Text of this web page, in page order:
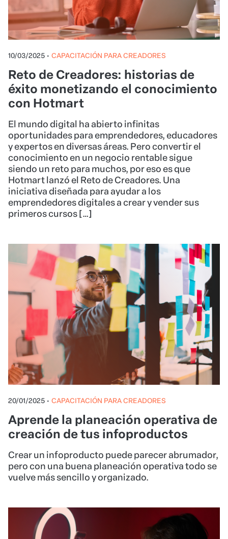
10/03/2025 • CAPACITACIÓN PARA CREADORES
Reto de Creadores: historias de
éxito monetizando el conocimiento
con Hotmart
El mundo digital ha abierto infinitas
oportunidades para emprendedores, educadores
y expertos en diversas áreas. Pero convertir el
conocimiento en un negocio rentable sigue
siendo un reto para muchos, por eso es que
Hotmart lanzó el Reto de Creadores. Una
iniciativa diseñada para ayudar a los
emprendedores digitales a crear y vender sus
primeros cursos […]
20/01/2025 • CAPACITACIÓN PARA CREADORES
Aprende la planeación operativa de
creación de tus infoproductos
Crear un infoproducto puede parecer abrumador,
pero con una buena planeación operativa todo se
vuelve más sencillo y organizado.